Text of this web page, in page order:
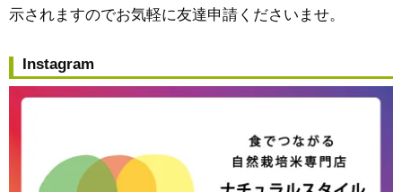
示されますのでお気軽に友達申請くださいませ。
Instagram